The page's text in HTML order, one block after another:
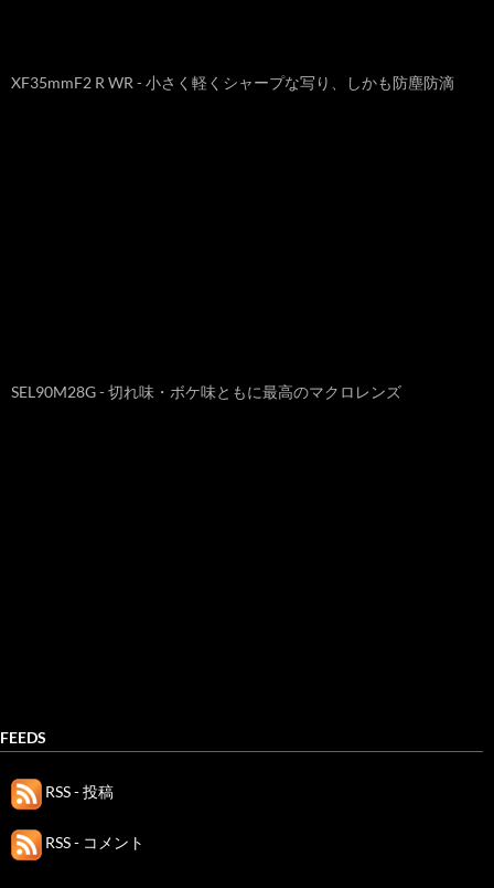
XF35mmF2 R WR - 小さく軽くシャープな写り、しかも防塵防滴
SEL90M28G - 切れ味・ボケ味ともに最高のマクロレンズ
FEEDS
RSS - 投稿
RSS - コメント